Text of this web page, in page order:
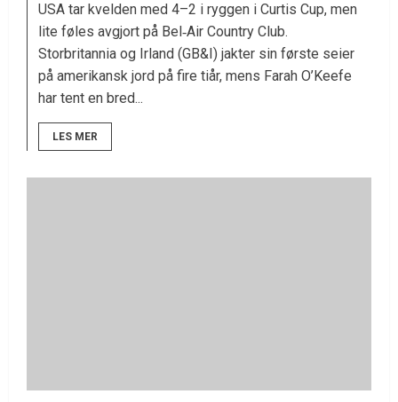
USA tar kvelden med 4–2 i ryggen i Curtis Cup, men
lite føles avgjort på Bel‑Air Country Club.
Storbritannia og Irland (GB&I) jakter sin første seier
på amerikansk jord på fire tiår, mens Farah O’Keefe
har tent en bred...
LES MER